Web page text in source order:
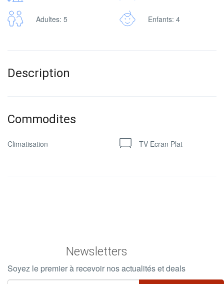
Adultes: 5 Enfants: 4
Description
Commodites
Climatisation TV Ecran Plat
Newsletters
Soyez le premier à recevoir nos actualités et deals